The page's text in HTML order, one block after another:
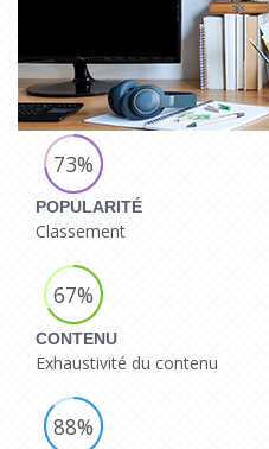
73%
POPULARITÉ
Classement
67%
CONTENU
Exhaustivité du contenu
88%